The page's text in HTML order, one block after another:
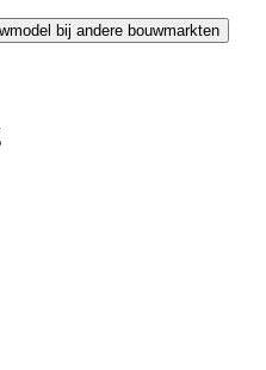
bij andere bouwmarkten